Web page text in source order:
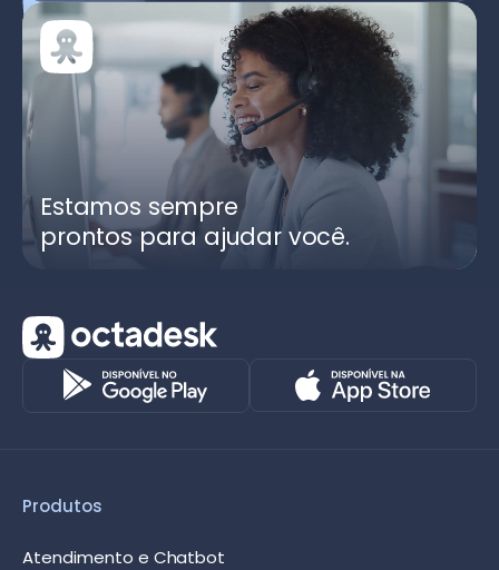
Estamos sempre
prontos para ajudar você.
Produtos
Atendimento e Chatbot